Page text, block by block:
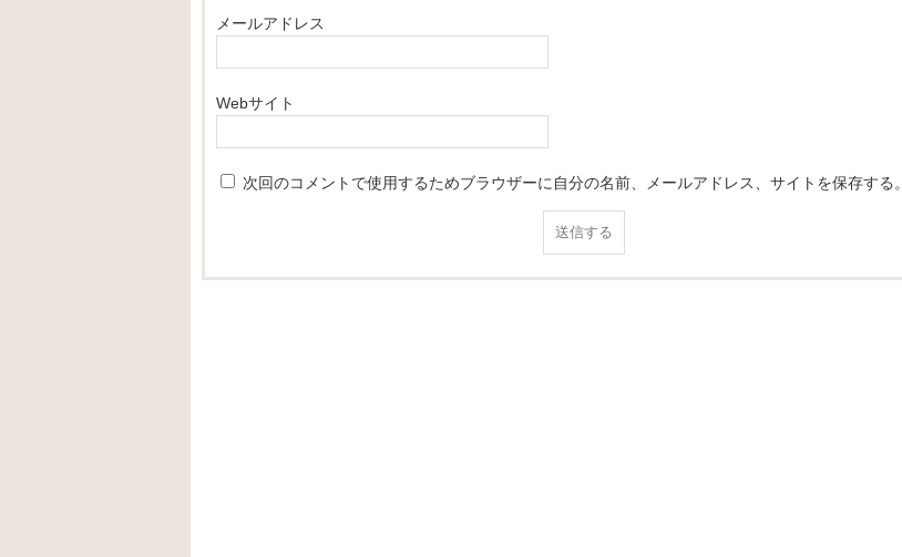
メールアドレス
Webサイト
次回のコメントで使用するためブラウザーに自分の名前、メールアドレス、サイトを保存する。